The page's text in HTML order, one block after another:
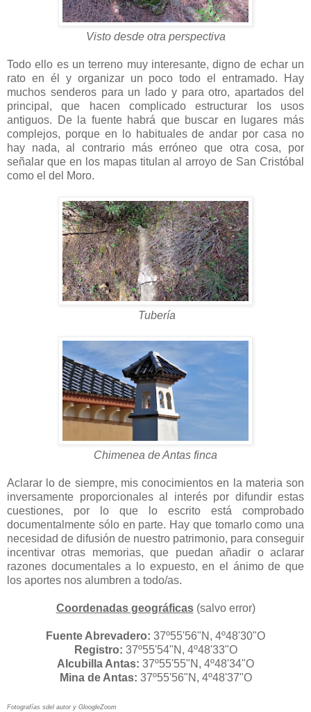
Visto desde otra perspectiva
Todo ello es un terreno muy interesante, digno de echar un
rato en él y organizar un poco todo el entramado. Hay
muchos senderos para un lado y para otro, apartados del
principal, que hacen complicado estructurar los usos
antiguos. De la fuente habrá que buscar en lugares más
complejos, porque en lo habituales de andar por casa no
hay nada, al contrario más erróneo que otra cosa, por
señalar que en los mapas titulan al arroyo de San Cristóbal
como el del Moro.
Tubería
Chimenea de Antas finca
Aclarar lo de siempre, mis conocimientos en la materia son
inversamente proporcionales al interés por difundir estas
cuestiones, por lo que lo escrito está comprobado
documentalmente sólo en parte. Hay que tomarlo como una
necesidad de difusión de nuestro patrimonio, para conseguir
incentivar otras memorias, que puedan añadir o aclarar
razones documentales a lo expuesto, en el ánimo de que
los aportes nos alumbren a todo/as.
Coordenadas geográficas(salvo error)
Fuente Abrevadero: 37º55'56"N, 4º48'30"O
Registro: 37º55'54"N, 4º48'33"O
Alcubilla Antas: 37º55'55"N, 4º48'34"O
Mina de Antas: 37º55'56"N, 4º48'37"O
Fotografías sdel autor y GloogleZoom